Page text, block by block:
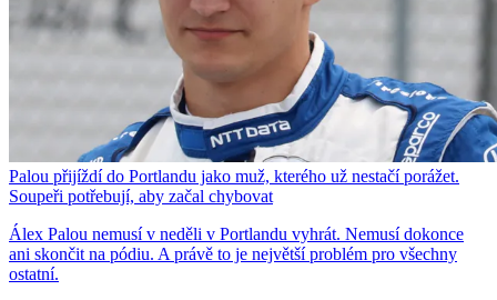
Palou přijíždí do Portlandu jako muž, kterého už nestačí porážet.
Soupeři potřebují, aby začal chybovat
Álex Palou nemusí v neděli v Portlandu vyhrát. Nemusí dokonce
ani skončit na pódiu. A právě to je největší problém pro všechny
ostatní.